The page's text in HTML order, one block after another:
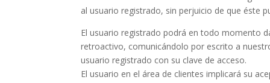
al usuario registrado, sin perjuicio de que éste
El usuario registrado podrá en todo momento
retroactivo, comunicándolo por escrito a
usuario registrado con su clave de acceso.
El usuario en el área de clientes implicará su